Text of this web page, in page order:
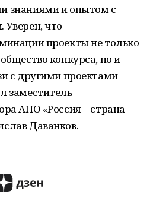
знаниями и опытом с
что
проекты не только
конкурса, но и
с другими проектами
заместитель
АНО «Россия – страна
Даванков.